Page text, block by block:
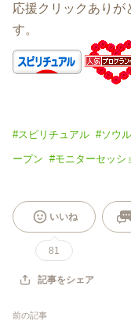
応援クリックありが
す。
#スピリチュアル #ソウ
ープン #モニターセッシ
いいね
81
記事をシェア
前の記事